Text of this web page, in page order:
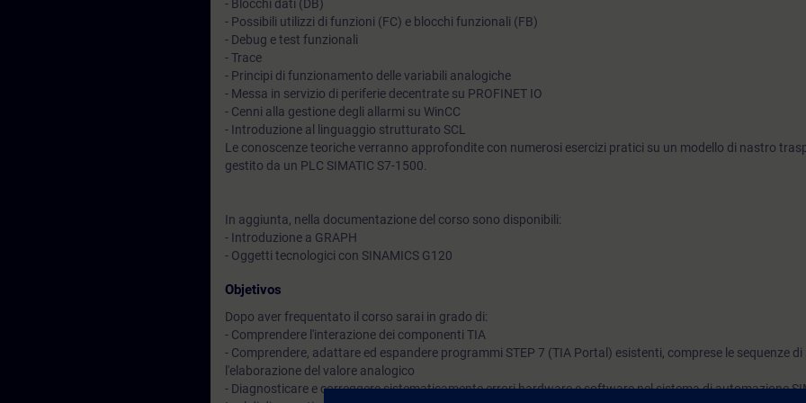
strutturato), ad implementare un controllo sequenziale in
il tuo impianto alle nuove esigenze e ridurre i tempi di fermo
- Blocchi dati (DB)
- Possibili utilizzi di funzioni (FC) e blocchi funzionali (FB)
- Debug e test funzionali
- Trace
- Principi di funzionamento delle variabili analogiche
- Messa in servizio di periferie decentrate su PROFINET IO
- Cenni alla gestione degli allarmi su WinCC
- Introduzione al linguaggio strutturato SCL
Le conoscenze teoriche verranno approfondite con numerosi esercizi pratici su un modello di nastro
gestito da un PLC SIMATIC S7-1500.
In aggiunta, nella documentazione del corso sono disponibili:
- Introduzione a GRAPH
- Oggetti tecnologici con SINAMICS G120
Objetivos
Dopo aver frequentato il corso sarai in grado di:
- Comprendere l'interazione dei componenti TIA
- Comprendere, adattare ed espandere programmi STEP 7 (TIA Portal) esistenti, comprese le sequenze di
l'elaborazione del valore analogico
- Diagnosticare e correggere sistematicamente errori hardware e software nel sistema di automazione